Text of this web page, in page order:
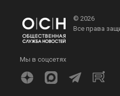
© 2026
Все права
Мы в соцсетях